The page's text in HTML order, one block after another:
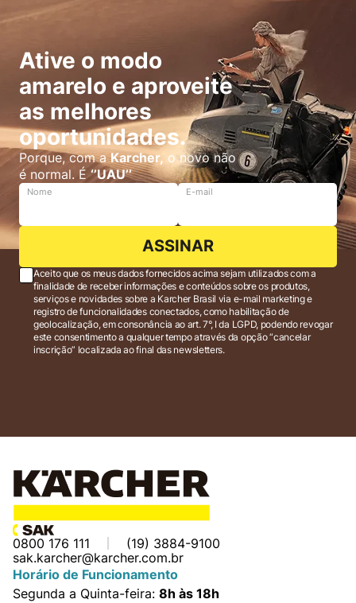
Ative o modo
amarelo e aproveite
as melhores
oportunidades.
Porque, com aKarcher, o novo não
é normal. É‘’UAU’’
Nome E-mail
ASSINAR
Aceito que os meus dados fornecidos acima sejam utilizados com a
finalidade de receber informações e conteúdos sobre os produtos,
serviços e novidades sobre a Karcher Brasil via e-mail marketing e
registro de funcionalidades conectados, como habilitação de
geolocalização, em consonância ao art. 7°, I da LGPD, podendo revogar
este consentimento a qualquer tempo através da opção “cancelar
inscrição” localizada ao final das newsletters.
0800 176 111
(19) 3884-9100
sak.karcher@karcher.com.br
Horário de Funcionamento
Segunda a Quinta-feira: 8h às 18h